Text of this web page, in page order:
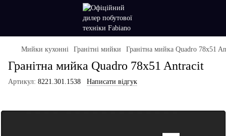
Мийки кухонні Гранітні мийки Гранітна мийка Quadro 78x51
Гранітна мийка Quadro 78x51 Antracit
Артикул: 8221.301.1538 Написати відгук